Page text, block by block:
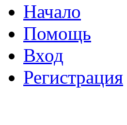
Начало
Помощь
Вход
Регистрация